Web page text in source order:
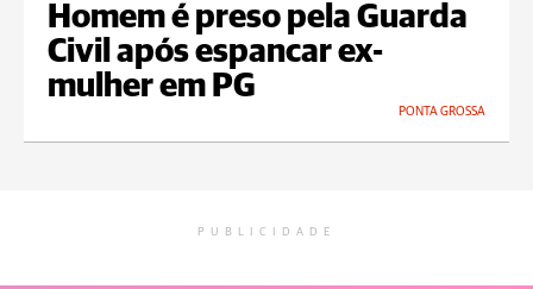
Homem é preso pela Guarda
Civil após espancar ex-
mulher em PG
PONTA GROSSA
PUBLICIDADE